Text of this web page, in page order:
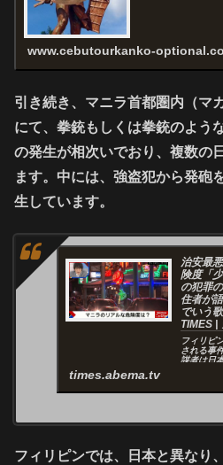
www.cebutourkanko-
引き続き、マニラ首都圏内（マ
にて、拳銃もしくは拳銃のよう
の発生が相次いでおり、複数の
ます。中には、強盗犯から発砲
生しています。
治安最
険度「
の犯罪
住者が
でいう
TIMES |
フィリピ
される事
謀者は日
たちに話
times.abema.tv
フィリピンでは、日本と異なり